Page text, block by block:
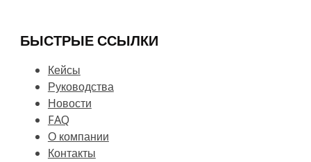
БЫСТРЫЕ ССЫЛКИ
Кейсы
Руководства
Новости
FAQ
О компании
Контакты